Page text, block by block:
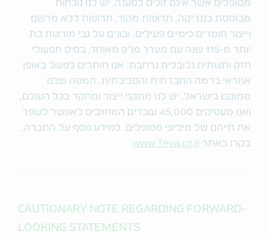
מטופלים אשר אינם זוכים למענה. יש לנו נוכחות
מבוססת בגנריקה, תרופות מקור, תרופות ללא מרשם
וייצור חומרים כימיים פעילים, ובונים על גבי מורשת בת
יותר מ-115 שנה עם מערך מו"פ מאוחד, בסיס תפעולי
חזק ותשתית גלובלית נרחבת. אנו חותרים לפעול באופן
אחראי ברמה החברתית והסביבתית. המטה שלנו
ממוקם בישראל, יש לנו מתקני ייצור ומחקר בכל העולם,
ואנו מעסיקים 45,000 עובדים המחויבים לאפשר לשפר
את חייהם של מיליוני מטופלים. למידע נוסף על החברה,
בקרו באתר
www.Teva.co.il
CAUTIONARY NOTE REGARDING FORWARD-
LOOKING STATEMENTS